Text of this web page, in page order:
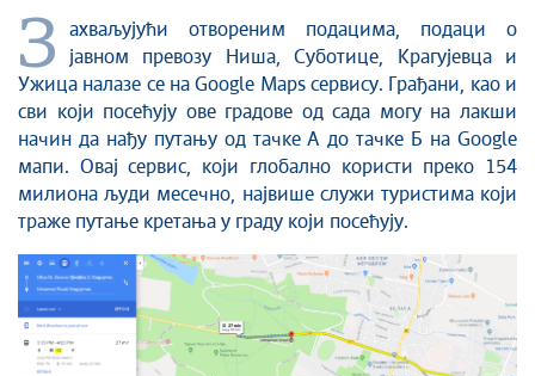
З
ахваљујући отвореним подацима, подаци о
јавном превозу Ниша, Суботице, Крагујевца и
Ужица налазе се на Google Maps сервису. Грађани, као и
сви који посећују ове градове од сада могу на лакши
начин да нађу путању од тачке А до тачке Б на Google
мапи. Овај сервис, који глобално користи преко 154
милиона људи месечно, највише служи туристима који
траже путање кретања у граду који посећују.